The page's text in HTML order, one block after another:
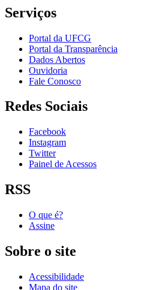
Serviços
Portal da UFCG
Portal da Transparência
Dados Abertos
Ouvidoria
Fale Conosco
Redes Sociais
Facebook
Instagram
Twitter
Painel de Acessos
RSS
O que é?
Assine
Sobre o site
Acessibilidade
Mapa do site